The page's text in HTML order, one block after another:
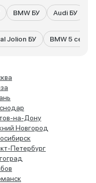
BMW БУ Audi БУ
Jolion БУ BMW 5 серия
на-Дону
Новгород
Петербург